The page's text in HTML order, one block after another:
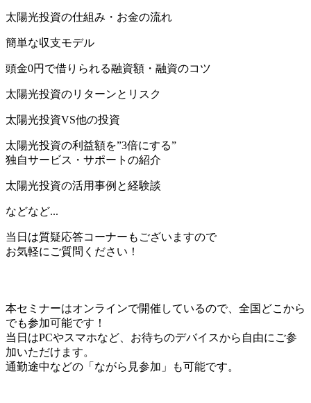
太陽光投資の仕組み・お金の流れ
簡単な収支モデル
頭金0円で借りられる融資額・融資のコツ
太陽光投資のリターンとリスク
太陽光投資VS他の投資
太陽光投資の利益額を”3倍にする”
独自サービス・サポートの紹介
太陽光投資の活用事例と経験談
などなど...
当日は質疑応答コーナーもございますので
お気軽にご質問ください！
本セミナーはオンラインで開催しているので、 全国 どこから
でも参加可能です！
当日はPCやスマホなど、お待ちのデバイスから自由にご参
加いただけます。
通勤途中などの「ながら見参加」も可能です。